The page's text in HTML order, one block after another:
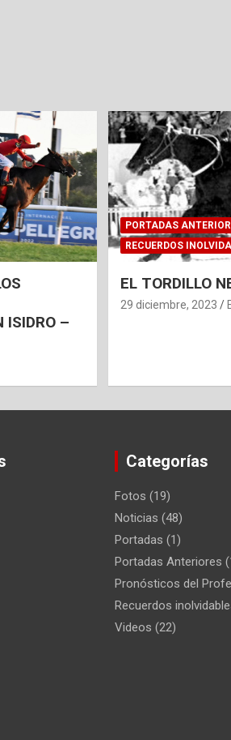
ISIDRO –
PORTADAS
RECUERDOS
EL TORDILLO
29 diciembre, 2023
Categorías
Fotos (19)
Noticias (48)
Portadas (1)
Portadas Anteriores
Pronósticos del
Recuerdos
Videos (22)